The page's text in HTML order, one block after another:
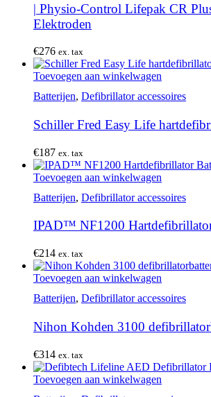
| Physio-Control Lifepak CR
Elektroden
€276 ex. tax
Toevoegen aan winkelwagen
Batterijen, Defibrillator accessoires
Schiller Fred Easy Life
€187 ex. tax
Toevoegen aan winkelwagen
Batterijen, Defibrillator accessoires
IPAD™ NF1200
€214 ex. tax
Toevoegen aan winkelwagen
Batterijen, Defibrillator accessoires
Nihon Kohden 3100
€314 ex. tax
Toevoegen aan winkelwagen